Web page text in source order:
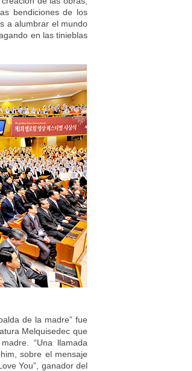
bendiciones de los
a alumbrar el mundo
en las tinieblas
de la madre” fue
Melquisedec que
“Una llamada
sobre el mensaje
You”, ganador del